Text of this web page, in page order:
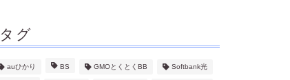
タグ
auひかり BS GMOとくとくBB Softbank光